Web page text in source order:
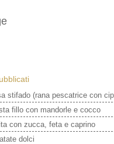
stifado (rana pescatrice con
fillo con mandorle e cocco
con zucca, feta e caprino
dolci